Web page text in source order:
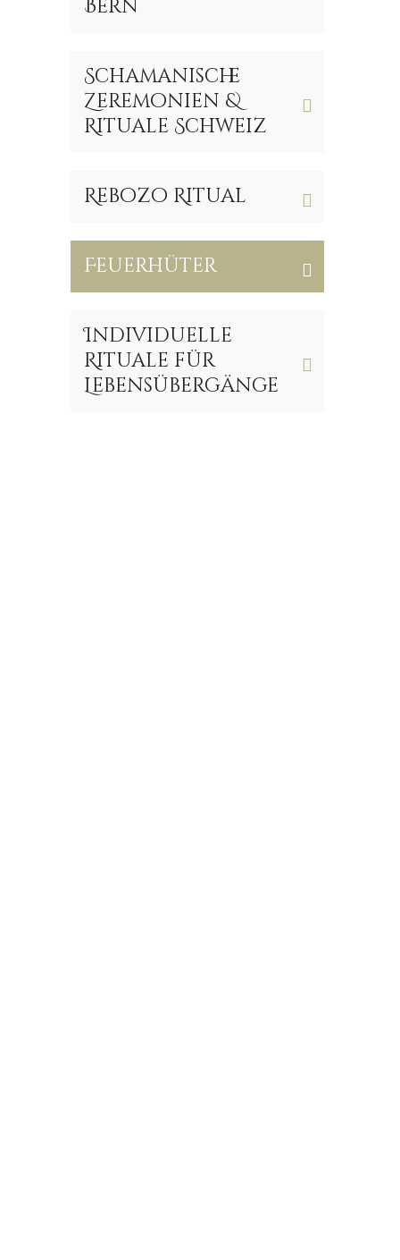
Bern
Schamanische
Zeremonien &
Rituale Schweiz
Rebozo Ritual
Feuerhüter
Individuelle
Rituale für
Lebensübergänge